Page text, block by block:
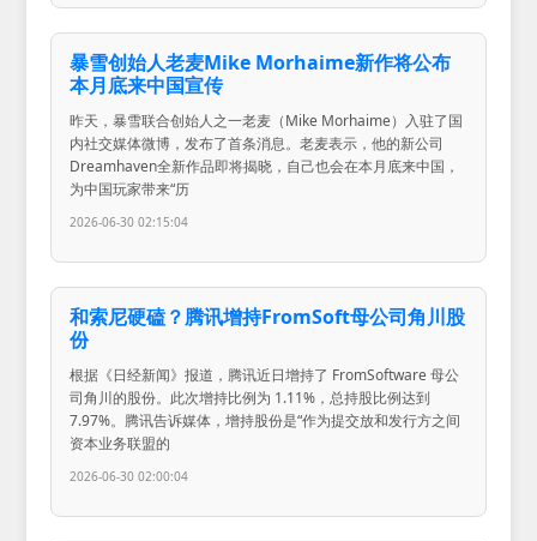
暴雪创始人老麦Mike Morhaime新作将公布
本月底来中国宣传
昨天，暴雪联合创始人之一老麦（Mike Morhaime）入驻了国
内社交媒体微博，发布了首条消息。老麦表示，他的新公司
Dreamhaven全新作品即将揭晓，自己也会在本月底来中国，
为中国玩家带来“历
2026-06-30 02:15:04
和索尼硬磕？腾讯增持FromSoft母公司角川股
份
根据《日经新闻》报道，腾讯近日增持了 FromSoftware 母公
司角川的股份。此次增持比例为 1.11%，总持股比例达到
7.97%。腾讯告诉媒体，增持股份是“作为提交放和发行方之间
资本业务联盟的
2026-06-30 02:00:04